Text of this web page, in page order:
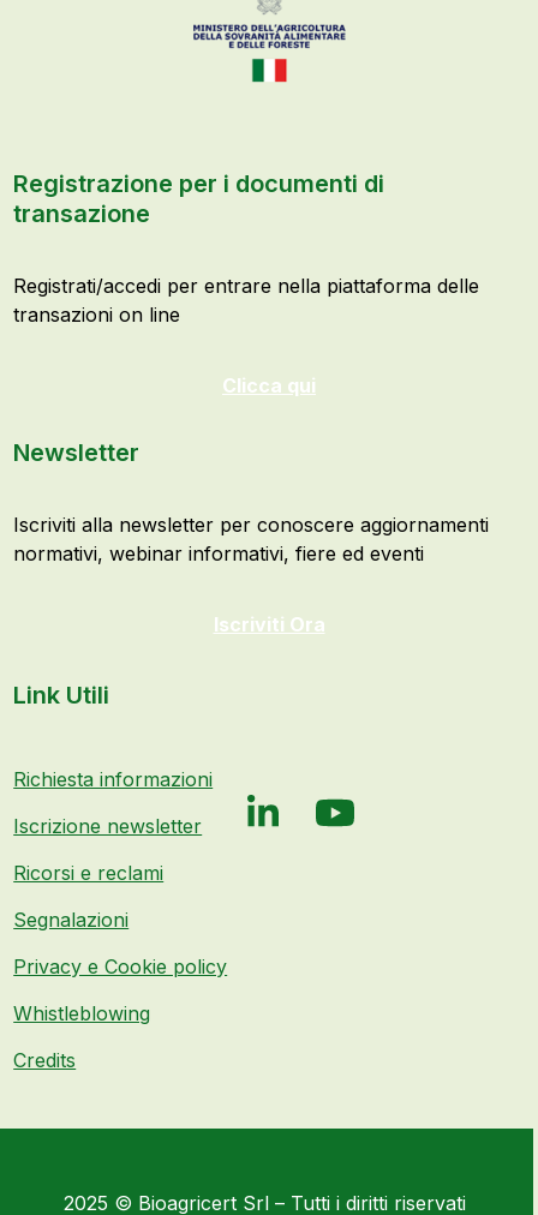
Registrazione per i documenti di
transazione
Registrati/accedi per entrare nella piattaforma delle
transazioni on line
Clicca qui
Newsletter
Iscriviti alla newsletter per conoscere aggiornamenti
normativi, webinar informativi, fiere ed eventi
Iscriviti Ora
Link Utili
Richiesta informazioni
Iscrizione newsletter
Ricorsi e reclami
Segnalazioni
Privacy e Cookie policy
Whistleblowing
Credits
LinkedInYouTube
2025 © Bioagricert Srl – Tutti i diritti riservati